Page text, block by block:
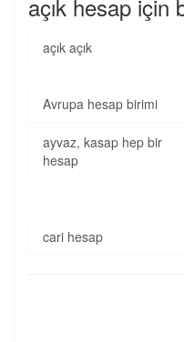
açık hesap için
açık açık
Avrupa hesap birimi
ayvaz, kasap hep bir
hesap
cari hesap